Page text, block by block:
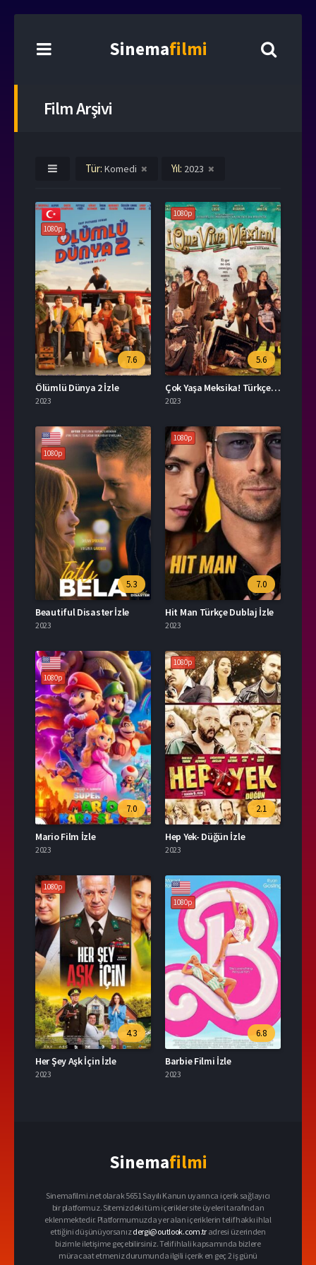
Sinemafilmi
Film Arşivi
Tür: Komedi Yıl: 2023
1080p
7.6
Ölümlü Dünya 2 İzle
2023
1080p
5.6
Çok Yaşa Meksika! Türkçe Dublaj İzle
2023
1080p
5.3
Beautiful Disaster İzle
2023
1080p
7.0
Hit Man Türkçe Dublaj İzle
2023
1080p
7.0
Mario Film İzle
2023
1080p
2.1
Hep Yek- Düğün İzle
2023
1080p
4.3
Her Şey Aşk İçin İzle
2023
1080p
6.8
Barbie Filmi İzle
2023
Sinemafilmi
Sinemafilmi.net olarak 5651 Sayılı Kanun uyarınca içerik sağlayıcı
bir platformuz. Sitemizdeki tüm içerikler site üyeleri tarafından
eklenmektedir. Platformumuzda yer alan içeriklerin telif hakkı ihlal
ettiğini düşünüyorsanızdergi@outlook.com.tr adresi üzerinden
bizimle iletişime geçebilirsiniz. Telif ihlali kapsamında bizlere
müracaat etmeniz durumunda ilgili içerik en geç 2 iş günü